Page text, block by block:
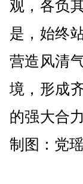
观，各负
是，始终
营造风清
境，形成
的强大合
制图：党